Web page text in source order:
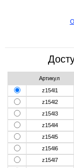
Артикул
z154l1
z154l2
z154l3
z154l4
z154l5
z154l6
z154l7